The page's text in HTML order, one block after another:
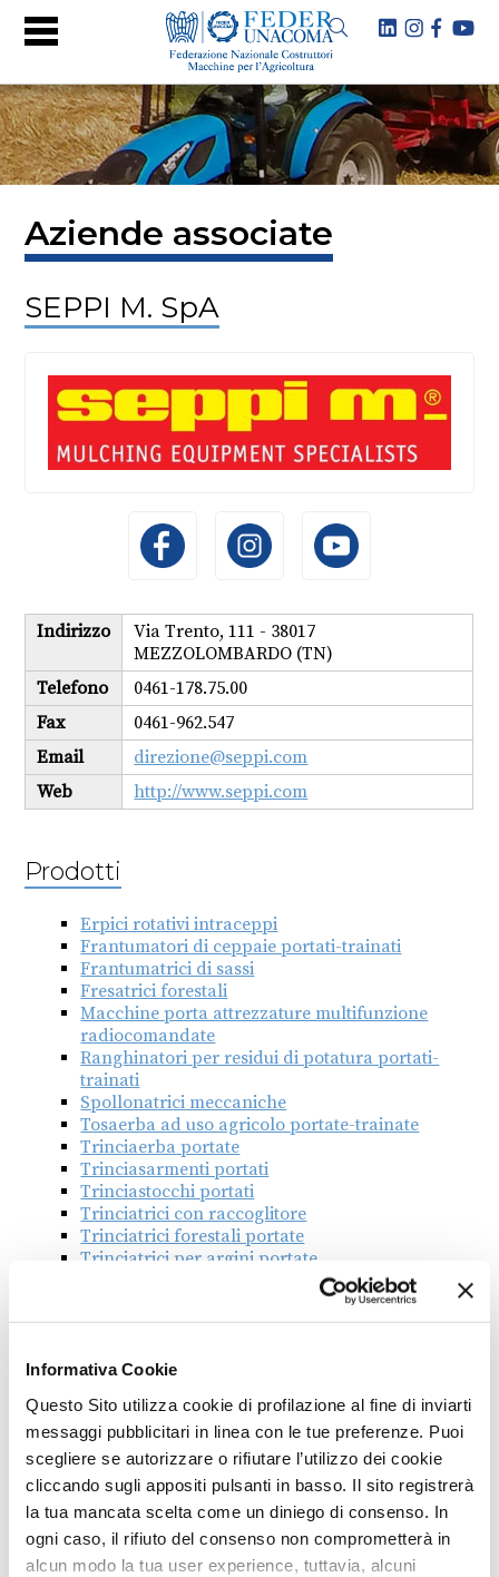
Informativa Cookie
Questo Sito utilizza cookie di profilazione al fine di inviarti
messaggi pubblicitari in linea con le tue preferenze. Puoi
scegliere se autorizzare o rifiutare l’utilizzo dei cookie
cliccando sugli appositi pulsanti in basso. Il sito registrerà
la tua mancata scelta come un diniego di consenso. In
ogni caso, il rifiuto del consenso non comprometterà in
alcun modo la tua user experience, tuttavia, alcuni
Aziende associate
SEPPI M. SpA
Indirizzo
Via Trento, 111 - 38017
MEZZOLOMBARDO (TN)
Telefono
0461-178.75.00
Fax
0461-962.547
Email
direzione@seppi.com
Web
http://www.seppi.com
Prodotti
Erpici rotativi intraceppi
Frantumatori di ceppaie portati-trainati
Frantumatrici di sassi
Fresatrici forestali
Macchine porta attrezzature multifunzione
radiocomandate
Ranghinatori per residui di potatura portati-
trainati
Spollonatrici meccaniche
Tosaerba ad uso agricolo portate-trainate
Trinciaerba portate
Trinciasarmenti portati
Trinciastocchi portati
Trinciatrici con raccoglitore
Trinciatrici forestali portate
Trinciatrici per argini portate
Trinciatrici portate con raccoglitore
Associazione
ASSOMASE
COMAGARDEN